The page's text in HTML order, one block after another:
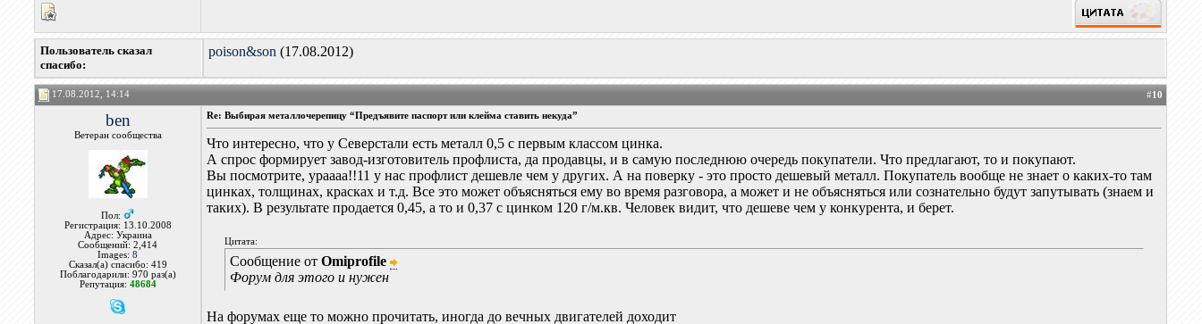
Пользователь сказал
cпасибо:
poison&son (17.08.2012)
17.08.2012, 14:14 #10
ben
Ветеран сообщества
Пол:
Регистрация: 13.10.2008
Адрес: Украина
Сообщений: 2,414
Images:8
Сказал(а) спасибо: 419
Поблагодарили: 970 раз(а)
Репутация: 48684
Re: Выбирая металлочерепицу “Предъявите паспорт или клейма ставить некуда”
Что интересно, что у Северстали есть металл 0,5 с первым классом цинка.
А спрос формирует завод-изготовитель профлиста, да продавцы, и в самую последнюю очередь покупатели. Что предлагают, то и покупают.
Вы посмотрите, ураааа!!11 у нас профлист дешевле чем у других. А на поверку - это просто дешевый металл. Покупатель вообще не знает о каких-то там
цинках, толщинах, красках и т.д. Все это может объясняться ему во время разговора, а может и не объясняться или сознательно будут запутывать (знаем и
таких). В результате продается 0,45, а то и 0,37 с цинком 120 г/м.кв. Человек видит, что дешеве чем у конкурента, и берет.
Цитата:
Сообщение отOmiprofile
Форум для этого и нужен
На форумах еще то можно прочитать, иногда до вечных двигателей доходит